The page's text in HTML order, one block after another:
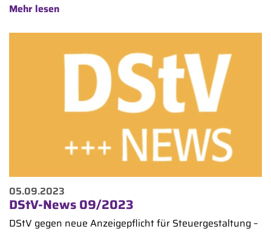
Mehr lesen
05.09.2023
DStV-News 09/2023
DStV gegen neue Anzeigepflicht für Steuergestaltung –